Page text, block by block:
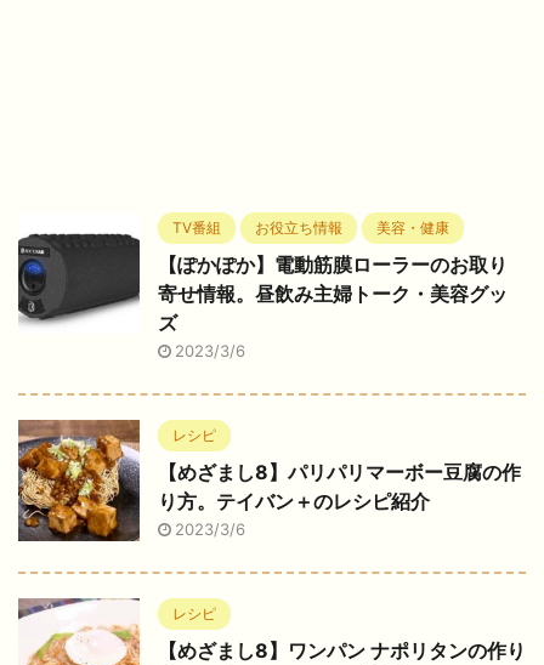
TV番組 お役立ち情報 美容・健康
【ぽかぽか】電動筋膜ローラーのお取り
寄せ情報。昼飲み主婦トーク・美容グッ
ズ
2023/3/6
レシピ
【めざまし8】パリパリマーボー豆腐の作
り方。テイバン＋のレシピ紹介
2023/3/6
レシピ
【めざまし8】ワンパン ナポリタンの作り